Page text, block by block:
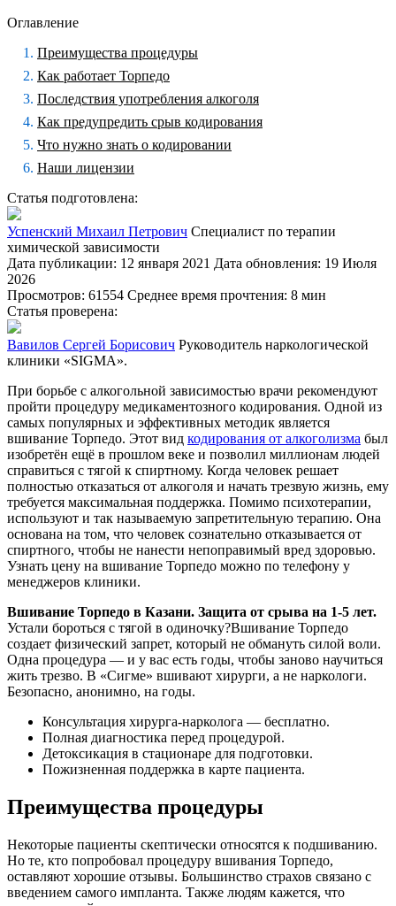
Оглавление
Преимущества процедуры
Как работает Торпедо
Последствия употребления алкоголя
Как предупредить срыв кодирования
Что нужно знать о кодировании
Наши лицензии
Статья подготовлена:
Успенский Михаил Петрович Специалист по терапии
химической зависимости
Дата публикации: 12 января 2021 Дата обновления: 19 Июля
2026
Просмотров: 61554 Среднее время прочтения: 8 мин
Статья проверена:
Вавилов Сергей Борисович Руководитель наркологической
клиники «SIGMA».
При борьбе с алкогольной зависимостью врачи рекомендуют
пройти процедуру медикаментозного кодирования. Одной из
самых популярных и эффективных методик является
вшивание Торпедо. Этот вид кодирования от алкоголизма был
изобретён ещё в прошлом веке и позволил миллионам людей
справиться с тягой к спиртному. Когда человек решает
полностью отказаться от алкоголя и начать трезвую жизнь, ему
требуется максимальная поддержка. Помимо психотерапии,
используют и так называемую запретительную терапию. Она
основана на том, что человек сознательно отказывается от
спиртного, чтобы не нанести непоправимый вред здоровью.
Узнать цену на вшивание Торпедо можно по телефону у
менеджеров клиники.
Вшивание Торпедо в Казани. Защита от срыва на 1-5 лет.
Устали бороться с тягой в одиночку?Вшивание Торпедо
создает физический запрет, который не обмануть силой воли.
Одна процедура — и у вас есть годы, чтобы заново научиться
жить трезво. В «Сигме» вшивают хирурги, а не наркологи.
Безопасно, анонимно, на годы.
Консультация хирурга-нарколога — бесплатно.
Полная диагностика перед процедурой.
Детоксикация в стационаре для подготовки.
Пожизненная поддержка в карте пациента.
Преимущества процедуры
Некоторые пациенты скептически относятся к подшиванию.
Но те, кто попробовал процедуру вшивания Торпедо,
оставляют хорошие отзывы. Большинство страхов связано с
введением самого импланта. Также людям кажется, что